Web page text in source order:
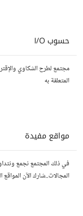
حسوب I/O
المتعلقة به
مواقع مفيدة
في ذلك المجتمع نجمع
المجالات..شارك الآن